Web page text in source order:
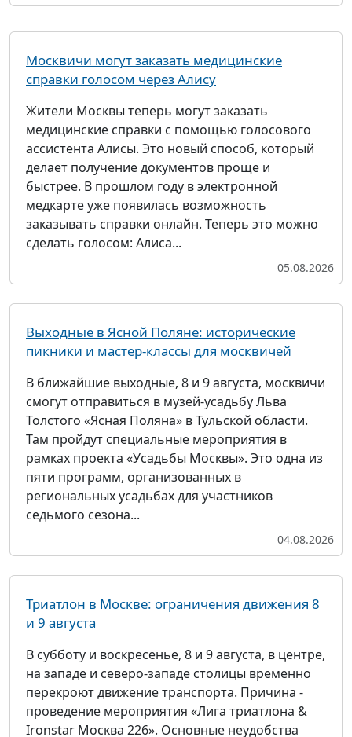
Москвичи могут заказать медицинские
справки голосом через Алису
Жители Москвы теперь могут заказать
медицинские справки с помощью голосового
ассистента Алисы. Это новый способ, который
делает получение документов проще и
быстрее. В прошлом году в электронной
медкарте уже появилась возможность
заказывать справки онлайн. Теперь это можно
сделать голосом: Алиса...
05.08.2026
Выходные в Ясной Поляне: исторические
пикники и мастер-классы для москвичей
В ближайшие выходные, 8 и 9 августа, москвичи
смогут отправиться в музей-усадьбу Льва
Толстого «Ясная Поляна» в Тульской области.
Там пройдут специальные мероприятия в
рамках проекта «Усадьбы Москвы». Это одна из
пяти программ, организованных в
региональных усадьбах для участников
седьмого сезона...
04.08.2026
Триатлон в Москве: ограничения движения 8
и 9 августа
В субботу и воскресенье, 8 и 9 августа, в центре,
на западе и северо-западе столицы временно
перекроют движение транспорта. Причина -
проведение мероприятия «Лига триатлона &
Ironstar Москва 226». Основные неудобства